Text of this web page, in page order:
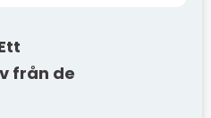
från de